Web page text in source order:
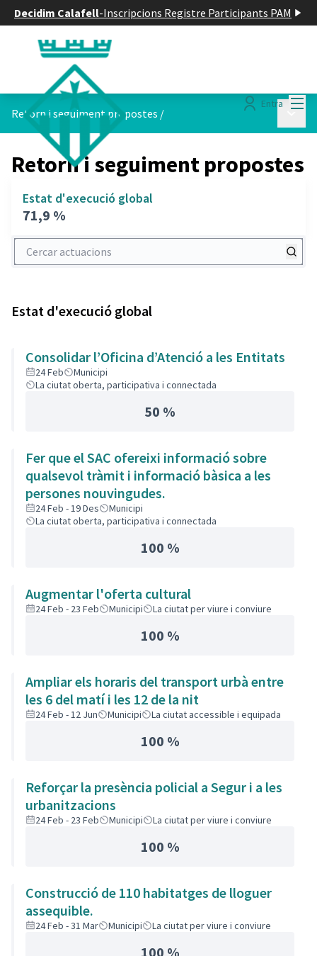
Decidim Calafell-Inscripcions Registre Participants PAM
Entra
Retorn i seguiment propostes /
Retorn i seguiment propostes
Estat d'execució global
71,9 %
Cercar actuacions
Estat d'execució global
Consolidar l’Oficina d’Atenció a les Entitats
24 Feb
Municipi
La ciutat oberta, participativa i connectada
50 %
Fer que el SAC ofereixi informació sobre
qualsevol tràmit i informació bàsica a les
persones nouvingudes.
24 Feb - 19 Des
Municipi
La ciutat oberta, participativa i connectada
100 %
Augmentar l'oferta cultural
24 Feb - 23 Feb Municipi La ciutat per viure i conviure
100 %
Ampliar els horaris del transport urbà entre
les 6 del matí i les 12 de la nit
24 Feb - 12 Jun Municipi La ciutat accessible i equipada
100 %
Reforçar la presència policial a Segur i a les
urbanitzacions
24 Feb - 23 Feb Municipi La ciutat per viure i conviure
100 %
Construcció de 110 habitatges de lloguer
assequible.
24 Feb - 31 Mar Municipi La ciutat per viure i conviure
100 %